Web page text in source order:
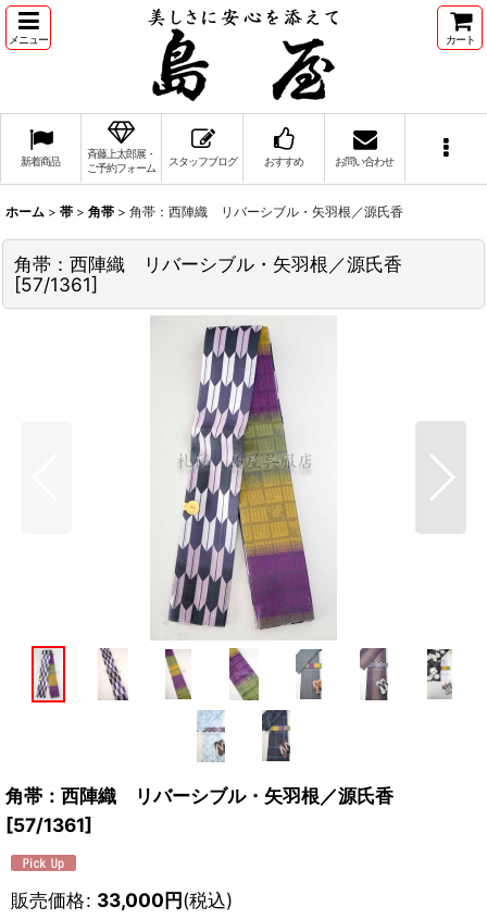
メニュー カート
新着商品
斉藤上太郎展・
ご予約フォーム
スタッフブログ おすすめ お問い合わせ
ホーム > 帯 > 角帯 > 角帯：西陣織 リバーシブル・矢羽根／源氏香
角帯：西陣織 リバーシブル・矢羽根／源氏香
[57/1361]
角帯：西陣織 リバーシブル・矢羽根／源氏香
[57/1361]
販売価格: 33,000円(税込)